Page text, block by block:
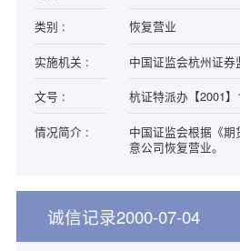
类别 : 恢复营业
实施机关 : 中国证监会杭州证券
文号 : 杭证特派办【2001】
情况简介 :
中国证监会根据《
意公司恢复营业。
诚信记录2000-07-04